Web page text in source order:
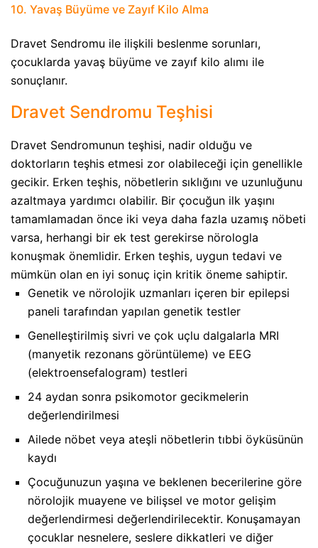
10. Yavaş Büyüme ve Zayıf Kilo Alma​
Dravet Sendromu ile ilişkili beslenme sorunları,
çocuklarda yavaş büyüme ve zayıf kilo alımı ile
sonuçlanır.
Dravet Sendromu Teşhisi
Dravet Sendromunun teşhisi, nadir olduğu ve
doktorların teşhis etmesi zor olabileceği için genellikle
gecikir. Erken teşhis, nöbetlerin sıklığını ve uzunluğunu
azaltmaya yardımcı olabilir. Bir çocuğun ilk yaşını
tamamlamadan önce iki veya daha fazla uzamış nöbeti
varsa, herhangi bir ek test gerekirse nörologla
konuşmak önemlidir. Erken teşhis, uygun tedavi ve
mümkün olan en iyi sonuç için kritik öneme sahiptir.
Genetik ve nörolojik uzmanları içeren bir epilepsi
paneli tarafından yapılan genetik testler
Genelleştirilmiş sivri ve çok uçlu dalgalarla MRI
(manyetik rezonans görüntüleme) ve EEG
(elektroensefalogram) testleri
24 aydan sonra psikomotor gecikmelerin
değerlendirilmesi
Ailede nöbet veya ateşli nöbetlerin tıbbi öyküsünün
kaydı
Çocuğunuzun yaşına ve beklenen becerilerine göre
nörolojik muayene ve bilişsel ve motor gelişim
değerlendirmesi değerlendirilecektir. Konuşamayan
çocuklar nesnelere, seslere dikkatleri ve diğer